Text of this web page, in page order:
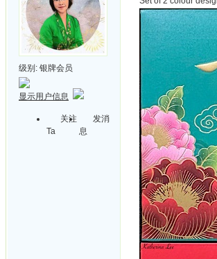
级别: 银牌会员
显示用户信息
关注
Ta
发消
息